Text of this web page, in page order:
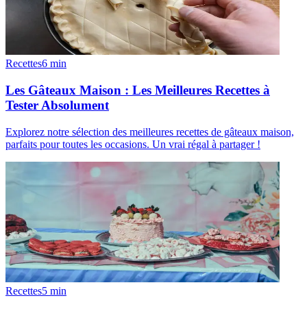
Recettes6 min
Les Gâteaux Maison : Les Meilleures Recettes à
Tester Absolument
Explorez notre sélection des meilleures recettes de gâteaux maison,
parfaits pour toutes les occasions. Un vrai régal à partager !
Recettes5 min